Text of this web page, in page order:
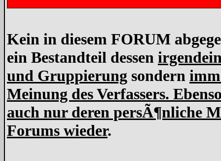
Kein in diesem FORUM
ein Bestandteil dessen
und Gruppierung sondern
Meinung des Verfassers.
auch nur deren persÃ¶nliche
Forums wieder.